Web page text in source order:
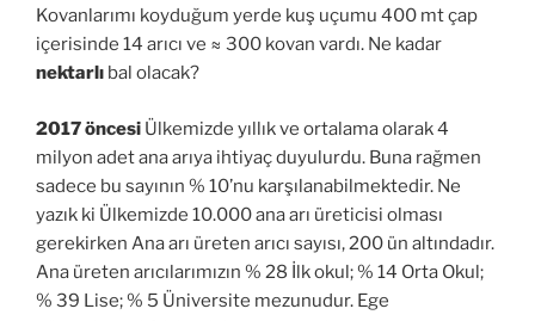
Kovanlarımı koyduğum yerde kuş uçumu 400 mt çap
içerisinde 14 arıcı ve ≈ 300 kovan vardı. Ne kadar
nektarlı bal olacak?
2017 öncesi Ülkemizde yıllık ve ortalama olarak 4
milyon adet ana arıya ihtiyaç duyulurdu. Buna rağmen
sadece bu sayının % 10’nu karşılanabilmektedir. Ne
yazık ki Ülkemizde 10.000 ana arı üreticisi olması
gerekirken Ana arı üreten arıcı sayısı, 200 ün altındadır.
Ana üreten arıcılarımızın % 28 İlk okul; % 14 Orta Okul;
% 39 Lise; % 5 Üniversite mezunudur. Ege